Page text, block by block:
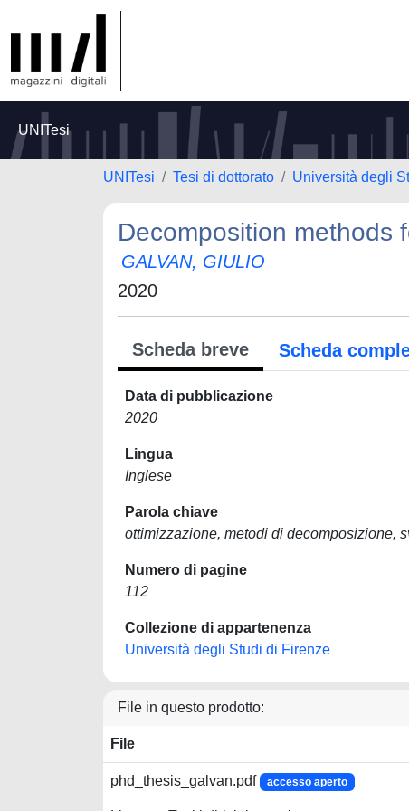
UNITesi
UNITesi Tesi di dottorato Università degli
Decomposition methods
GALVAN, GIULIO
2020
Scheda breve Scheda
Data di pubblicazione
2020
Lingua
Inglese
Parola chiave
ottimizzazione, metodi di decomposizione,
Numero di pagine
112
Collezione di appartenenza
Università degli Studi di Firenze
File in questo prodotto:
File
phd_thesis_galvan.pdf accesso aperto